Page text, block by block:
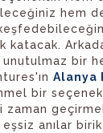
hem
katacak.
bir
Alanya
bir
anılar